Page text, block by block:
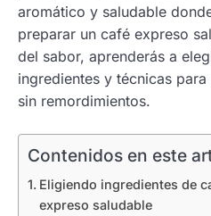
aromático y saludable
preparar un café expreso
del sabor, aprenderás a
ingredientes y técnicas
sin remordimientos.
Contenidos en este
Eligiendo ingredientes de
expreso saludable